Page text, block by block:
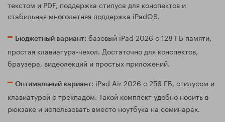
текстом и PDF, поддержка стилуса для конспектов и
стабильная многолетняя поддержка iPadOS.
Бюджетный вариант: базовый iPad 2026 с 128 ГБ памяти,
простая клавиатура‑чехол. Достаточно для конспектов,
браузера, видеолекций и простых приложений.
Оптимальный вариант: iPad Air 2026 с 256 ГБ, стилусом и
клавиатурой с трекпадом. Такой комплект удобно носить в
рюкзаке и использовать вместо ноутбука на семинарах.